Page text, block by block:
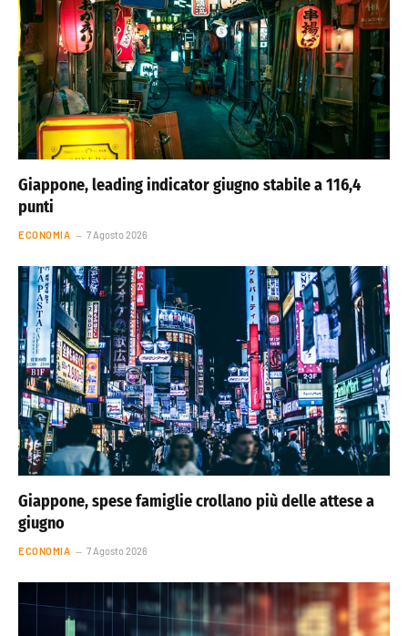
Giappone, leading indicator giugno stabile a 116,4
punti
ECONOMIA 7 Agosto 2026
Giappone, spese famiglie crollano più delle attese a
giugno
ECONOMIA 7 Agosto 2026